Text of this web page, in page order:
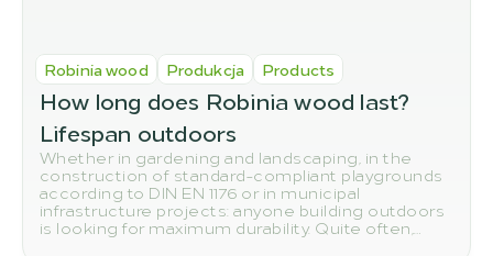
Robinia wood Produkcja Products
How long does Robinia wood last?
Lifespan outdoors
Whether in gardening and landscaping, in the
construction of standard-compliant playgrounds
according to DIN EN 1176 or in municipal
infrastructure projects: anyone building outdoors
is looking for maximum durability. Quite often,
eyes reflexively turn to tropical woods such as